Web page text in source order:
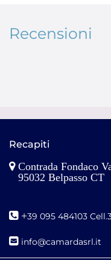
Recensioni
Recapiti
Contrada Fondaco
95032 Belpasso CT
+39 095 484103
info@camardasrl.it